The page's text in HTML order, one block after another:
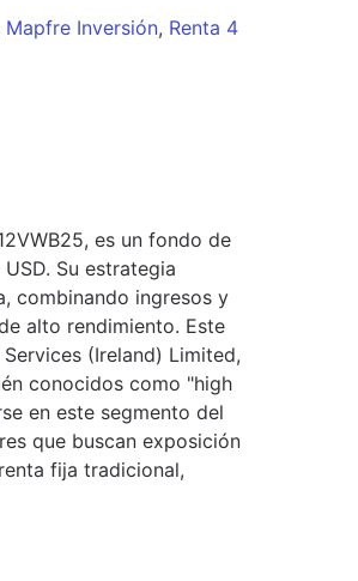
Mapfre Inversión, Renta 4
es un fondo de
Su estrategia
combinando ingresos y
alto rendimiento. Este
(Ireland) Limited,
conocidos como "high
en este segmento del
que buscan exposición
fija tradicional,